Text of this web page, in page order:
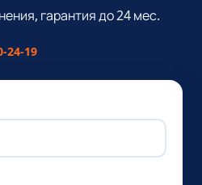
гарантия до 24 мес.
24-19